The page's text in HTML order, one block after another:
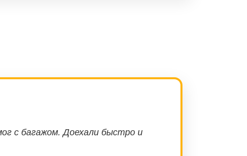
с багажом. Доехали быстро и